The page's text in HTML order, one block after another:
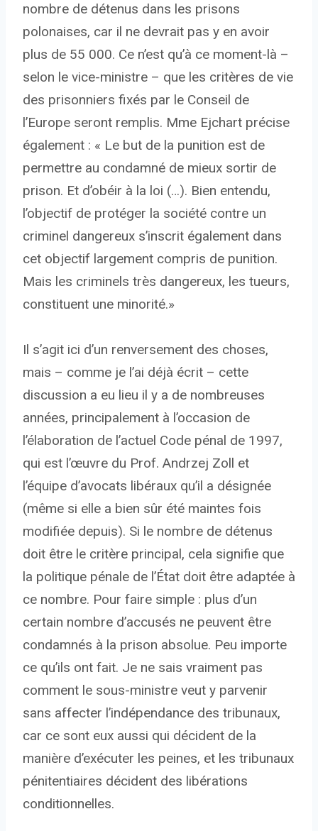
nombre de détenus dans les prisons
polonaises, car il ne devrait pas y en avoir
plus de 55 000. Ce n’est qu’à ce moment-là –
selon le vice-ministre – que les critères de vie
des prisonniers fixés par le Conseil de
l’Europe seront remplis. Mme Ejchart précise
également : « Le but de la punition est de
permettre au condamné de mieux sortir de
prison. Et d’obéir à la loi (…). Bien entendu,
l’objectif de protéger la société contre un
criminel dangereux s’inscrit également dans
cet objectif largement compris de punition.
Mais les criminels très dangereux, les tueurs,
constituent une minorité.»
Il s’agit ici d’un renversement des choses,
mais – comme je l’ai déjà écrit – cette
discussion a eu lieu il y a de nombreuses
années, principalement à l’occasion de
l’élaboration de l’actuel Code pénal de 1997,
qui est l’œuvre du Prof. Andrzej Zoll et
l’équipe d’avocats libéraux qu’il a désignée
(même si elle a bien sûr été maintes fois
modifiée depuis). Si le nombre de détenus
doit être le critère principal, cela signifie que
la politique pénale de l’État doit être adaptée à
ce nombre. Pour faire simple : plus d’un
certain nombre d’accusés ne peuvent être
condamnés à la prison absolue. Peu importe
ce qu’ils ont fait. Je ne sais vraiment pas
comment le sous-ministre veut y parvenir
sans affecter l’indépendance des tribunaux,
car ce sont eux aussi qui décident de la
manière d’exécuter les peines, et les tribunaux
pénitentiaires décident des libérations
conditionnelles.